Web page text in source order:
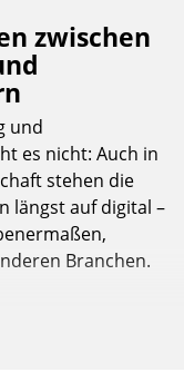
zwischen
und
es nicht: Auch in
stehen die
längst auf digital –
Branchen.